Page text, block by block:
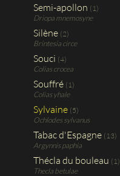
Semi-apollon (1)
Driopa mnemosyne
Silène (2)
Brintesia circe
Souci (4)
Colias crocea
Souffré (1)
Colias yhale
Sylvaine (5)
Ochlodes sylvanus
Tabac d'Espagne (13)
Argynnis paphia
Thécla du bouleau (1)
Thecla betulae